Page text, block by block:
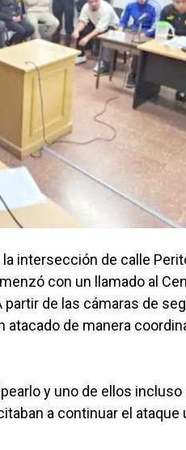
intersección de calle
con un llamado al
de las cámaras de
de manera
y uno de ellos
a continuar el ataque